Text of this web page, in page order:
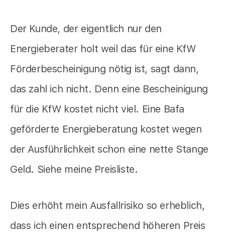
Der Kunde, der eigentlich nur den
Energieberater holt weil das für eine KfW
Förderbescheinigung nötig ist, sagt dann,
das zahl ich nicht. Denn eine Bescheinigung
für die KfW kostet nicht viel. Eine Bafa
geförderte Energieberatung kostet wegen
der Ausführlichkeit schon eine nette Stange
Geld. Siehe meine Preisliste.
Dies erhöht mein Ausfallrisiko so erheblich,
dass ich einen entsprechend höheren Preis